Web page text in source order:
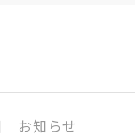
お知らせ